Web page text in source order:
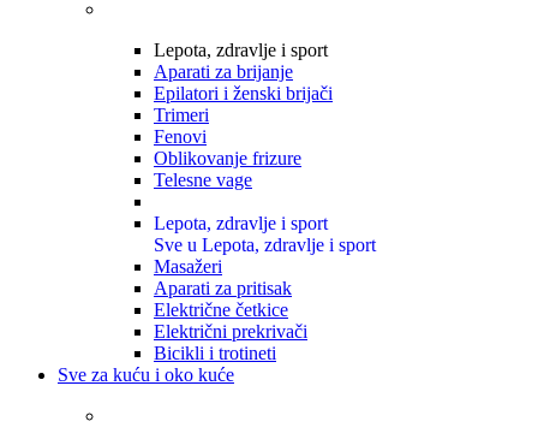
Lepota, zdravlje i sport
Aparati za brijanje
Epilatori i ženski brijači
Trimeri
Fenovi
Oblikovanje frizure
Telesne vage
Lepota, zdravlje i sport
Sve u Lepota, zdravlje i sport
Masažeri
Aparati za pritisak
Električne četkice
Električni prekrivači
Bicikli i trotineti
Sve za kuću i oko kuće